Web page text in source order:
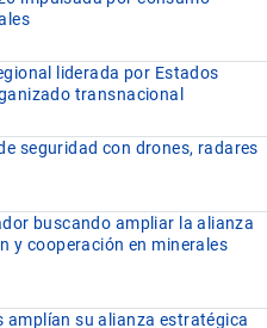
liderada por Estados
transnacional
seguridad con drones, radares
buscando ampliar la alianza
y cooperación en minerales
amplían su alianza estratégica